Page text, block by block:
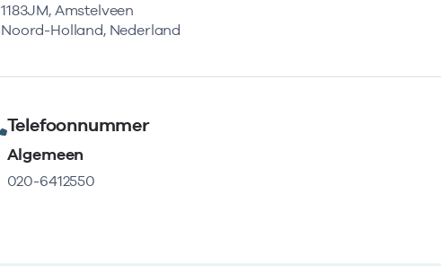
1183JM, Amstelveen
Noord-Holland, Nederland
Telefoonnummer
Algemeen
020-6412550